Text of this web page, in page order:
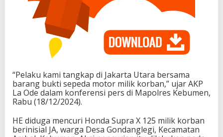
“Pelaku kami tangkap di Jakarta Utara bersama
barang bukti sepeda motor milik korban,” ujar AKP
La Ode dalam konferensi pers di Mapolres Kebumen,
Rabu (18/12/2024).
HE diduga mencuri Honda Supra X 125 milik korban
berinisial JA, warga Desa Gondanglegi, Kecamatan